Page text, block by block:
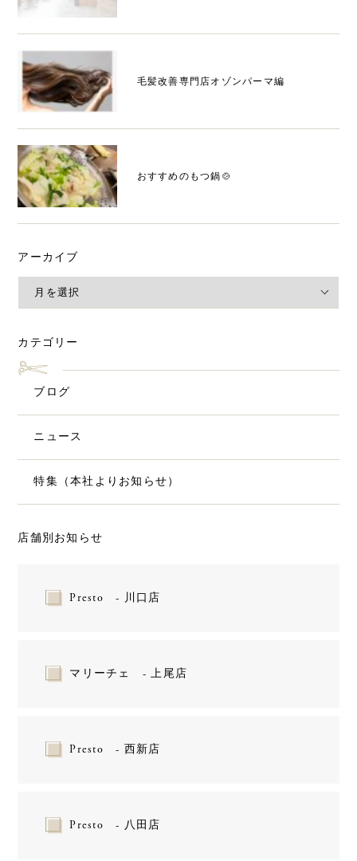
毛髪改善専門店オゾンパーマ編
おすすめのもつ鍋🍲
アーカイブ
カテゴリー
ブログ
ニュース
特集（本社よりお知らせ）
店舗別お知らせ
Presto - 川口店
マリーチェ - 上尾店
Presto - 西新店
Presto - 八田店